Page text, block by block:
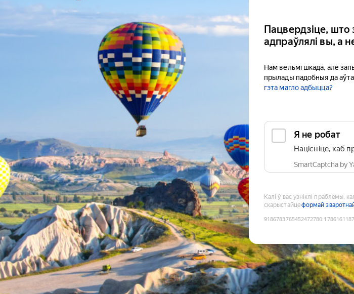
Пацвердзіце, што
адпраўлялі вы, а
Нам вельмі шкада, але
прылады падобныя да
гэта магло адбыцца?
Я не робат
Націсніце, каб
SmartCaptcha by
Калі ў вас узніклі праблемы,
скарыстайцеформай зваротнай
9186783765452472780:1786161187